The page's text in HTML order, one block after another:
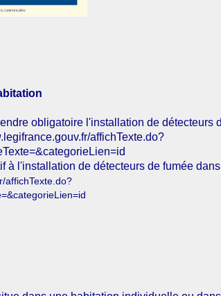
obligatoire l'installation de détecteurs
affichTexte.do?
à l'installation de détecteurs de fumée
affichTexte.do?